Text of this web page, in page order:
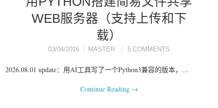
WEB服务器（支持上传和下
载）
03/04/2016 MASTER 5 COMMENTS
2026.08.01 update：用AI工具写了一个Python3兼容的版本，…
Continue Reading →